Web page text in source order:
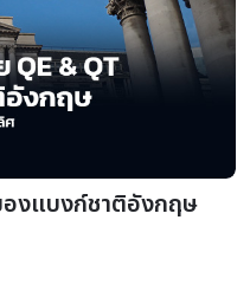
องแบงก์ชาติอังกฤษ